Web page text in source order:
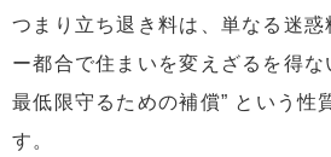
つまり立ち退き料は、単なる迷惑
ー都合で住まいを変えざるを得な
最低限守るための補償” という性
す。